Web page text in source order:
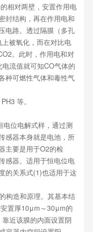
相对两壁，安置作用电
封结构，再在作用电和
电路。透过隔膜（多孔
被氧化，而在对比电
。此时，作用电和对
流值就可知CO气体的
种可燃性气体和毒性气
等。
位电解式样，通过测
感器本身就是电池，所
主要是用于O2的检
感器。适用于恒电位电
的关系式(1)也适用于这
造和原理。其基本结
置厚10μm～30μm的
近该膜的内面设置阴